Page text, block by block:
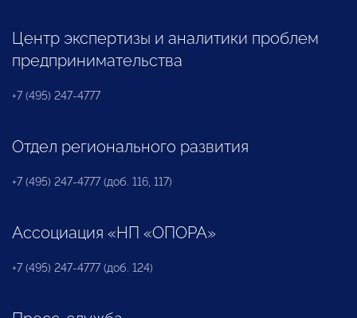
Центр экспертизы и аналитики проблем
предпринимательства
+7 (495) 247-4777
Отдел регионального развития
+7 (495) 247-4777 (доб. 116, 117)
Ассоциация «НП «ОПОРА»
+7 (495) 247-4777 (доб. 124)